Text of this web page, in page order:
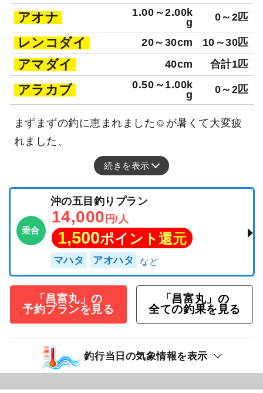
アオナ
1.00～2.00k
g
0～2匹
レンコダイ 20～30cm 10～30匹
アマダイ 40cm 合計1匹
アラカブ
0.50～1.00k
g
0～2匹
まずまずの釣に恵まれました☺️が暑くて大変疲
れました、
続きを表示
乗合
沖の五目釣りプラン
14,000 円/人
1,500ポイント還元
マハタ アオハタ
「昌富丸」の
予約プランを見る
「昌富丸」の
全ての釣果を見る
釣行当日の気象情報を表示